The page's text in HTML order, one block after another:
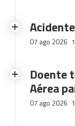
07 ago 2026
Doente
Aérea
07 ago 2026